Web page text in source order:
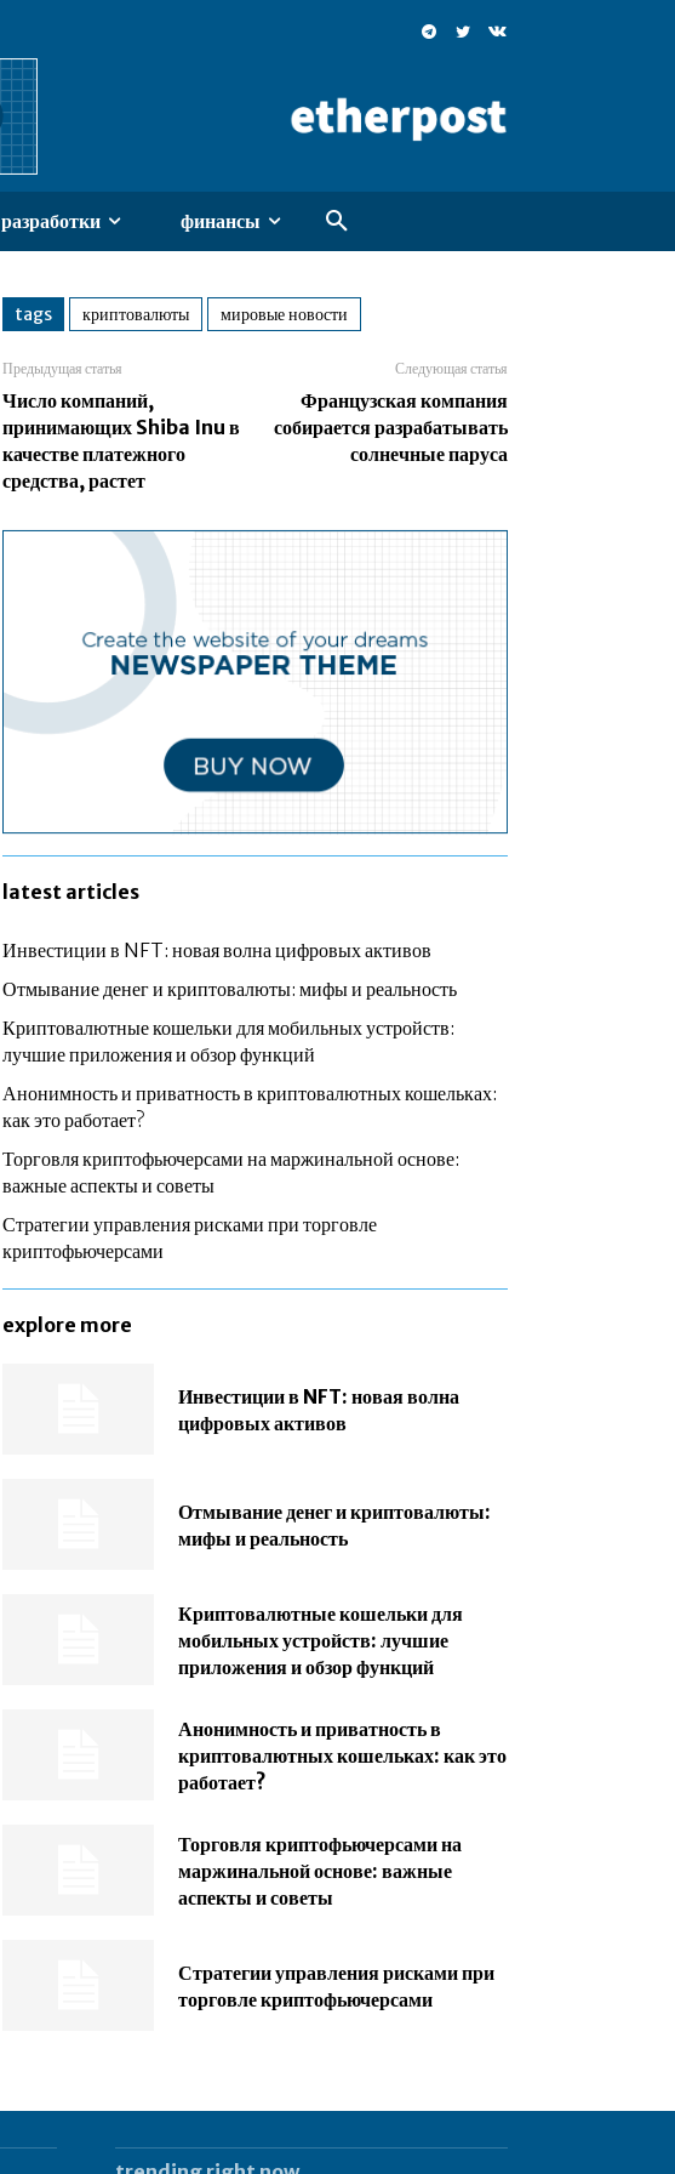
разработки финансы
tags криптовалюты мировые новости
Предыдущая статья
Число компаний,
принимающих Shiba Inu в
качестве платежного
средства, растет
Следующая статья
Французская компания
собирается разрабатывать
солнечные паруса
latest articles
Инвестиции в NFT: новая волна цифровых активов
Отмывание денег и криптовалюты: мифы и реальность
Криптовалютные кошельки для мобильных устройств:
лучшие приложения и обзор функций
Анонимность и приватность в криптовалютных кошельках:
как это работает?
Торговля криптофьючерсами на маржинальной основе:
важные аспекты и советы
Стратегии управления рисками при торговле
криптофьючерсами
explore more
Инвестиции в NFT: новая волна
цифровых активов
Отмывание денег и криптовалюты:
мифы и реальность
Криптовалютные кошельки для
мобильных устройств: лучшие
приложения и обзор функций
Анонимность и приватность в
криптовалютных кошельках: как это
работает?
Торговля криптофьючерсами на
маржинальной основе: важные
аспекты и советы
Стратегии управления рисками при
торговле криптофьючерсами